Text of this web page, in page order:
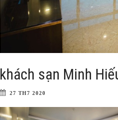
khách sạn Minh
27 TH7 2020